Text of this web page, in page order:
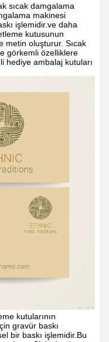
sıcak damgalama
makinesi
işlemidir.ve daha
kutusunun
metin oluşturur. Sıcak
görkemli özelliklere
hediye ambalaj kutuları
kutularının
gravür baskı
bir baskı işlemidir.Bu